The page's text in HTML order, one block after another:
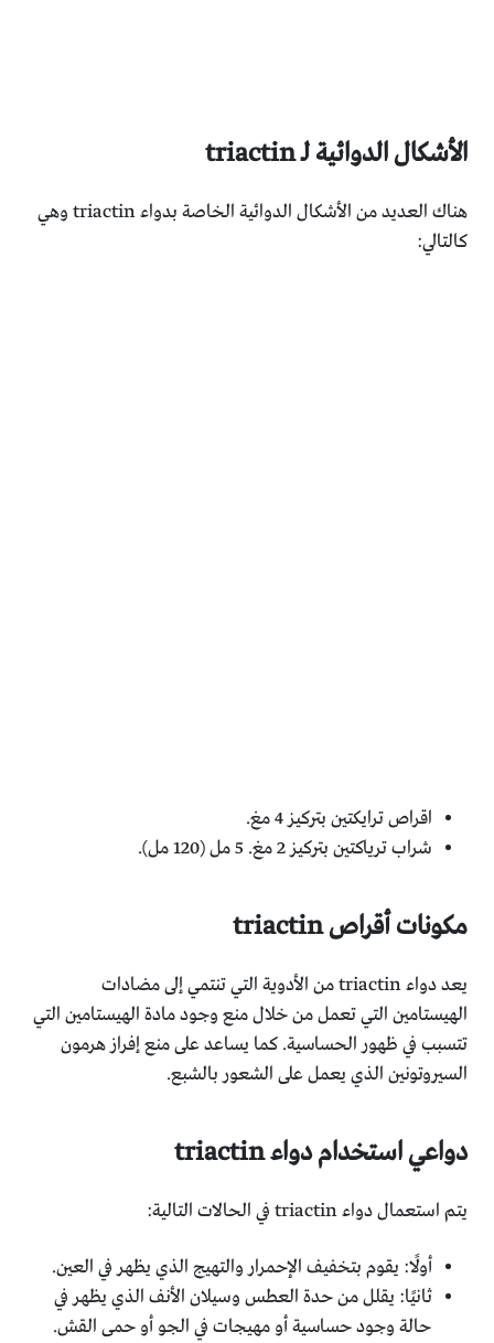
الأشكال الدوائية لـ triactin
هناك العديد من الأشكال الدوائية الخاصة بدواء triactin وهي
كالتالي:
اقراص ترايكتين بتركيز 4 مغ.
شراب ترياكتين بتركيز 2 مغ. 5 مل (120 مل).
مكونات أقراص triactin
يعد دواء triactin من الأدوية التي تنتمي إلى مضادات
الهيستامين التي تعمل من خلال منع وجود مادة الهيستامين التي
تتسبب في ظهور الحساسية. كما يساعد على منع إفراز هرمون
السيروتونين الذي يعمل على الشعور بالشبع.
دواعي استخدام دواء triactin
يتم استعمال دواء triactin في الحالات التالية:
أولًا: يقوم بتخفيف الإحمرار والتهيج الذي يظهر في العين.
ثانيًا: يقلل من حدة العطس وسيلان الأنف الذي يظهر في
حالة وجود حساسية أو مهيجات في الجو أو حمى القش.